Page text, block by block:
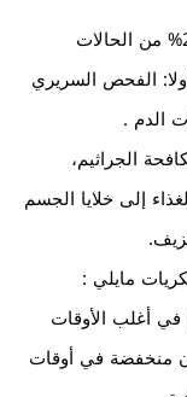
الفحص السريري
الدم .
الجراثيم،
إلى خلايا الجسم
مايلي :
أغلب الأوقات
منخفضة في أوقات